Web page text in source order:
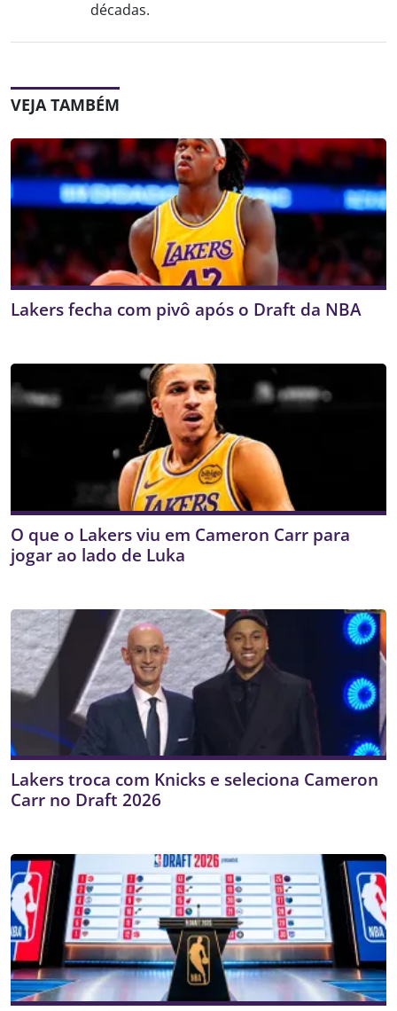
décadas.
VEJA TAMBÉM
Lakers fecha com pivô após o Draft da NBA
O que o Lakers viu em Cameron Carr para
jogar ao lado de Luka
Lakers troca com Knicks e seleciona Cameron
Carr no Draft 2026